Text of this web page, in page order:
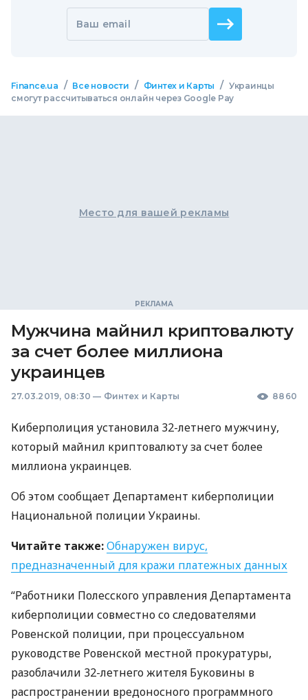
Ваш email
Finance.ua / Все новости / Финтех и Карты / Украинцы
смогут рассчитываться онлайн через Google Pay
Место для вашей рекламы
Мужчина майнил криптовалюту
за счет более миллиона
украинцев
27.03.2019, 08:30 — Финтех и Карты 8860
Киберполиция установила 32-летнего мужчину,
который майнил криптовалюту за счет более
миллиона украинцев.
Об этом сообщает Департамент киберполиции
Национальной полиции Украины.
Читайте также:Обнаружен вирус,
предназначенный для кражи платежных данных
“Работники Полесского управления Департамента
киберполиции совместно со следователями
Ровенской полиции, при процессуальном
руководстве Ровенской местной прокуратуры,
разоблачили 32-летнего жителя Буковины в
распространении вредоносного программного